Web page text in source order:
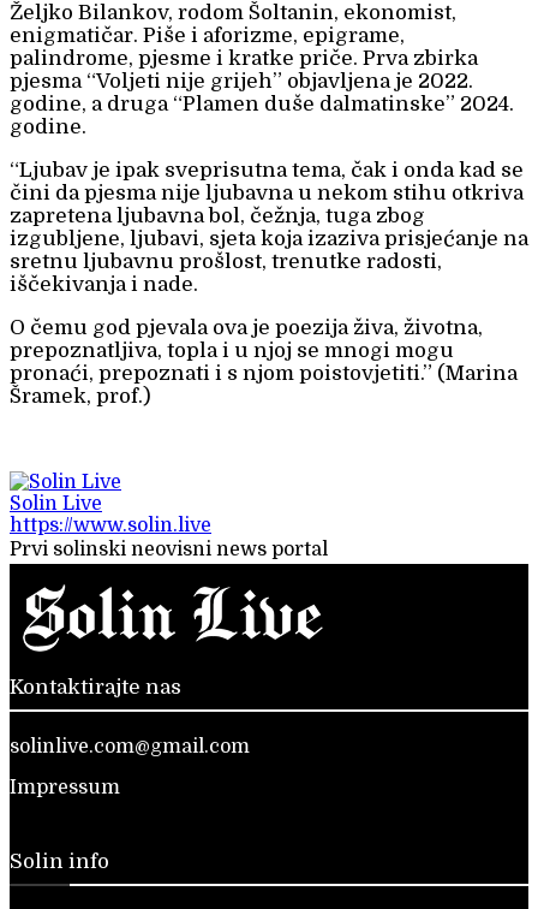
Željko Bilankov, rodom Šoltanin, ekonomist,
enigmatičar. Piše i aforizme, epigrame,
palindrome, pjesme i kratke priče. Prva zbirka
pjesma “Voljeti nije grijeh” objavljena je 2022.
godine, a druga “Plamen duše dalmatinske” 2024.
godine.
“Ljubav je ipak sveprisutna tema, čak i onda kad se
čini da pjesma nije ljubavna u nekom stihu otkriva
zapretena ljubavna bol, čežnja, tuga zbog
izgubljene, ljubavi, sjeta koja izaziva prisjećanje na
sretnu ljubavnu prošlost, trenutke radosti,
iščekivanja i nade.
O čemu god pjevala ova je poezija živa, životna,
prepoznatljiva, topla i u njoj se mnogi mogu
pronaći, prepoznati i s njom poistovjetiti.” (Marina
Šramek, prof.)
Solin Live
https://www.solin.live
Prvi solinski neovisni news portal
Kontaktirajte nas
solinlive.com@gmail.com
Impressum
Solin info